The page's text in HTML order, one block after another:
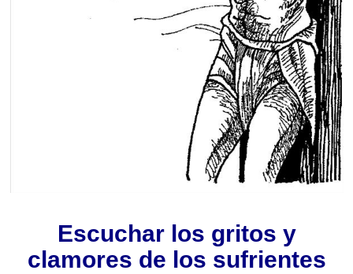
Escuchar los gritos y
clamores de los sufrientes